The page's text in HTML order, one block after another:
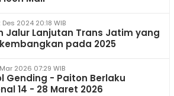
2024 20:18 WIB
Jalur Lanjutan Trans Jatim yang
pada 2025
2026 07:29 WIB
Gending - Paiton Berlaku
14 - 28 Maret 2026